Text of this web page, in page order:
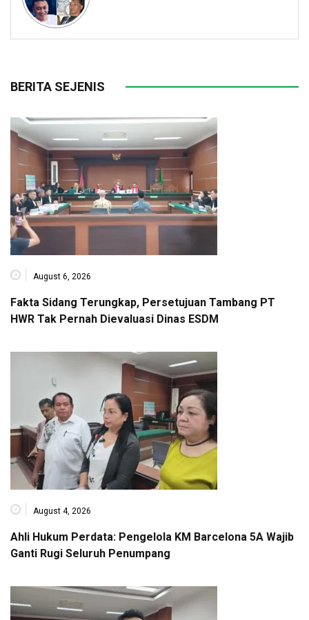
BERITA SEJENIS
August 6, 2026
Fakta Sidang Terungkap, Persetujuan Tambang PT
HWR Tak Pernah Dievaluasi Dinas ESDM
August 4, 2026
Ahli Hukum Perdata: Pengelola KM Barcelona 5A Wajib
Ganti Rugi Seluruh Penumpang